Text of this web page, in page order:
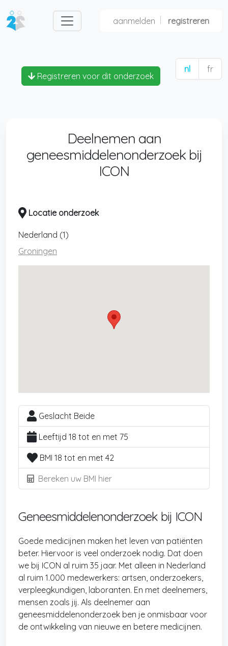
aanmelden registreren
nl fr
Registreren voor dit onderzoek
Deelnemen aan
geneesmiddelenonderzoek bij
ICON
Locatie onderzoek
Nederland (1)
Groningen
Geslacht Beide
Leeftijd 18 tot en met 75
BMI 18 tot en met 42
Bereken uw BMI hier
Geneesmiddelenonderzoek bij ICON
Goede medicijnen maken het leven van patiënten
beter. Hiervoor is veel onderzoek nodig. Dat doen
we bij ICON al ruim 35 jaar. Met alleen in Nederland
al ruim 1.000 medewerkers: artsen, onderzoekers,
verpleegkundigen, laboranten. En met deelnemers,
mensen zoals jij. Als deelnemer aan
geneesmiddelenonderzoek ben je onmisbaar voor
de ontwikkeling van nieuwe en betere medicijnen.